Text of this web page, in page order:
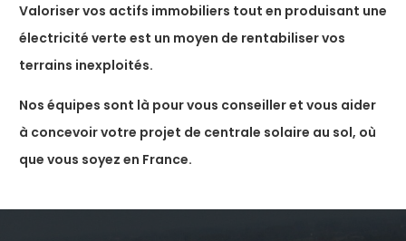
Valoriser vos actifs immobiliers tout en produisant une
électricité verte est un moyen de rentabiliser vos
terrains inexploités.
Nos équipes sont là pour vous conseiller et vous aider
à concevoir votre projet de centrale solaire au sol, où
que vous soyez en France.